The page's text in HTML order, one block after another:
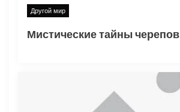
Другой мир
Мистические тайны черепов